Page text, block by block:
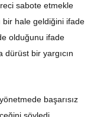
bir hale geldiğini ifade
olduğunu ifade
bir yargıcın
başarısız
söyledi.